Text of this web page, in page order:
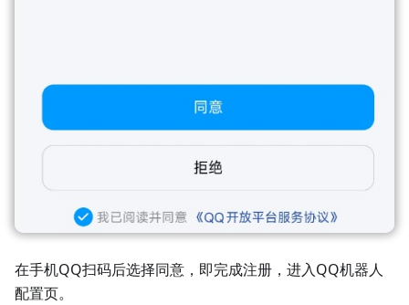
在手机QQ扫码后选择同意，即完成注册，进入QQ机器人
配置页。